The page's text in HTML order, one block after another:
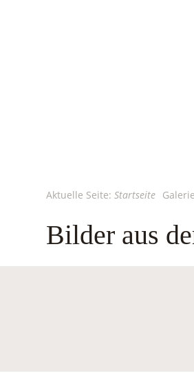
Aktuelle Seite:Startseite Galerie
Bilder aus